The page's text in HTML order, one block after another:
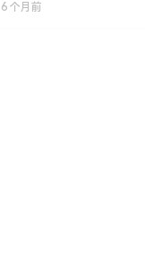
6 个月前